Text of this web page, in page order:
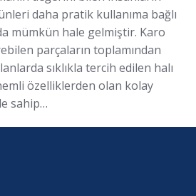
daha pratik kullanıma bağlı
mümkün hale gelmiştir. Karo
parçaların toplamından
sıklıkla tercih edilen halı
özelliklerden olan kolay
sahip…